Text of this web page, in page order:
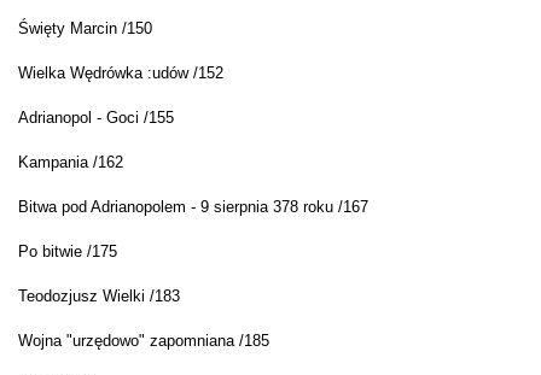
Święty Marcin /150
Wielka Wędrówka :udów /152
Adrianopol - Goci /155
Kampania /162
Bitwa pod Adrianopolem - 9 sierpnia 378 roku /167
Po bitwie /175
Teodozjusz Wielki /183
Wojna "urzędowo" zapomniana /185